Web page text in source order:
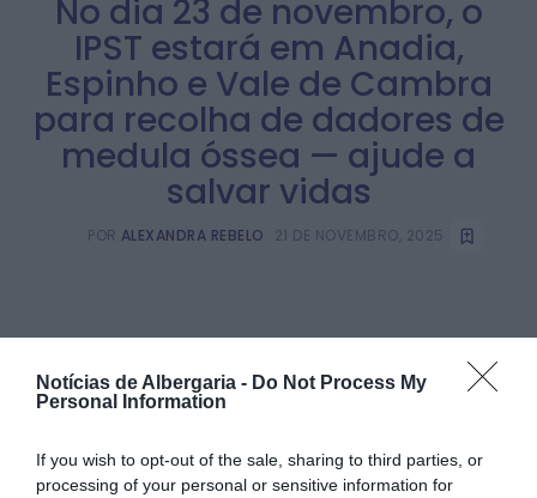
Notícias de Albergaria - Do Not Process My
Personal Information
If you wish to opt-out of the sale, sharing to third parties, or
processing of your personal or sensitive information for
No dia 23 de novembro, o
IPST estará em Anadia,
Espinho e Vale de Cambra
para recolha de dadores de
medula óssea — ajude a
salvar vidas
POR ALEXANDRA REBELO 21 DE NOVEMBRO, 2025
Facebook
Twitter
Email